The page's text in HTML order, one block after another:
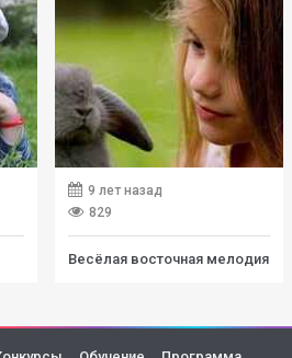
9 лет назад
829
Весёлая восточная мелодия